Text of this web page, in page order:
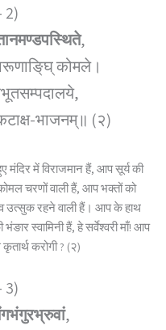
2)
,
कोमले।
भाजनम्॥ (२)
में विराजमान हैं, आप सूर्य की
चरणों वाली हैं, आप भक्तों को
उत्सुक रहने वाली हैं। आप के हाथ
स्वामिनी हैं, हे सर्वेश्वरी माँ! आप
करोगी ? (२)
3)
,